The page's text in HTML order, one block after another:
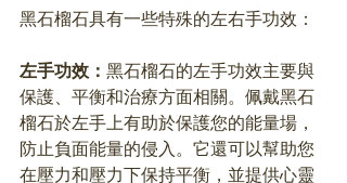
黑石榴石具有一些特殊的左右手功效：
左手功效： 黑石榴石的左手功效主要與
保護、平衡和治療方面相關。佩戴黑石
榴石於左手上有助於保護您的能量場，
防止負面能量的侵入。它還可以幫助您
在壓力和壓力下保持平衡，並提供心靈